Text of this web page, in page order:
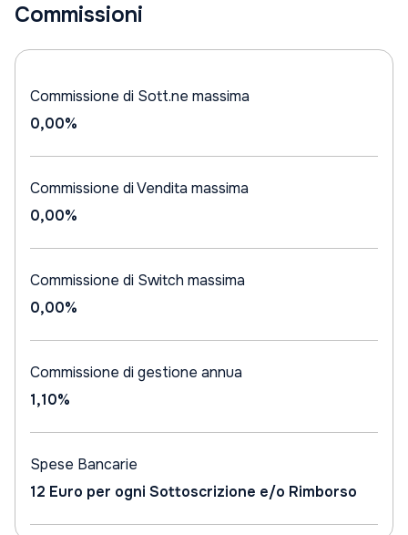
Commissioni
Commissione di Sott.ne massima
0,00%
Commissione di Vendita massima
0,00%
Commissione di Switch massima
0,00%
Commissione di gestione annua
1,10%
Spese Bancarie
12 Euro per ogni Sottoscrizione e/o Rimborso